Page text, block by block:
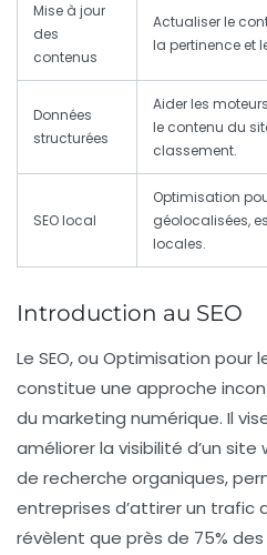
Mise à jour
des
contenus
Actualiser le
la pertinence et
Données
structurées
Aider les
le contenu du
classement.
SEO local
Optimisation
géolocalisées,
locales.
Introduction au SEO
Le SEO, ou Optimisation pour
constitue une approche
du marketing numérique. Il
améliorer la visibilité d’un site
de recherche organiques,
entreprises d’attirer un trafic
révèlent que près de 75%